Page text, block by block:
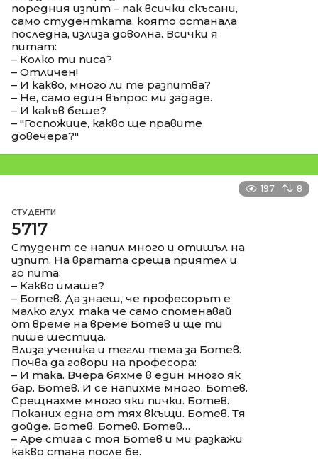
поредния изпит – пак всички скъсани,
само студентката, която останала
последна, излиза доволна. Всички я
питат:
– Колко ти писа?
– Отличен!
– И какво, много ли те разпитва?
– Не, само един въпрос ми зададе.
– И какъв беше?
– "Госпожице, какво ще правите
довечера?"
197 8
СТУДЕНТИ
5717
Студент се напил много и отишъл на
изпит. На вратата среща приятел и
го пита:
– Какво имаше?
– Ботев. Да знаеш, че професорът е
малко глух, така че само споменавай
от време на време Ботев и ще ти
пише шестица.
Влиза ученика и тегли тема за Ботев.
Почва да говори на професора:
– И така. Вчера бяхме в един много як
бар. Ботев. И се напихме много. Ботев.
Срещнахме много яки пички. Ботев.
Поканих една от тях вкъщи. Ботев. Тя
дойде. Ботев. Ботев. Ботев…
– Аре стига с тоя Ботев и ми разкажи
какво стана после бе.